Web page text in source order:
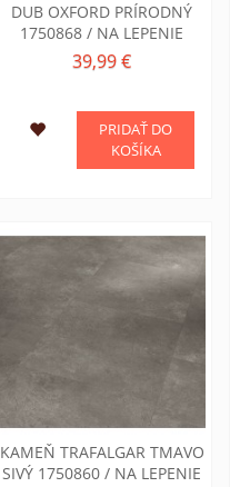
DUB OXFORD PRÍRODNÝ
1750868 / NA LEPENIE
39,99 €
PRIDAŤ DO
KOŠÍKA
KAMEŇ TRAFALGAR TMAVO
SIVÝ 1750860 / NA LEPENIE